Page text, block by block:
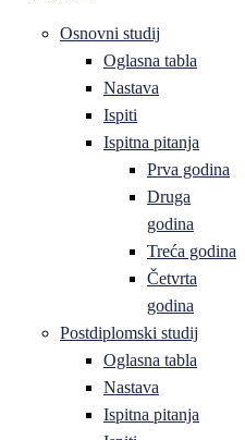
Osnovni studij
Oglasna tabla
Nastava
Ispiti
Ispitna pitanja
Prva godina
Druga
godina
Treća godina
Četvrta
godina
Postdiplomski studij
Oglasna tabla
Nastava
Ispitna pitanja